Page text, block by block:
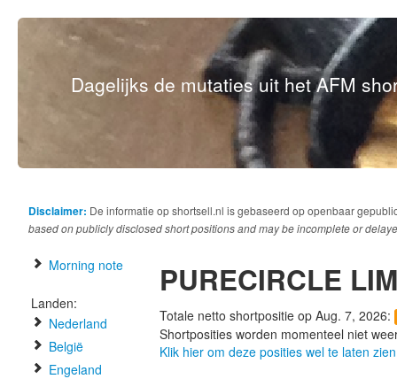
Dagelijks de mutaties uit het AFM
Disclaimer: De informatie op shortsell.nl is gebaseerd op openbaar
based on publicly disclosed short positions and may be incomplete or
Morning note
Landen:
Nederland
België
Engeland
PURECIRCLE
Totale netto shortpositie op Aug. 7, 2026:
Shortposities worden momenteel niet
Klik hier om deze posities wel te laten zien